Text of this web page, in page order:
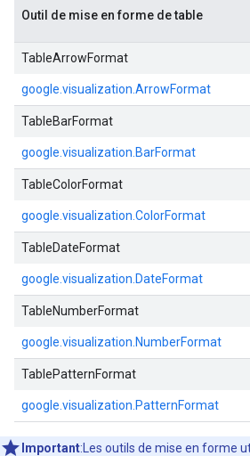
Outil de mise en forme de table
TableArrowFormat
google.visualization.ArrowFormat
TableBarFormat
google.visualization.BarFormat
TableColorFormat
google.visualization.ColorFormat
TableDateFormat
google.visualization.DateFormat
TableNumberFormat
google.visualization.NumberFormat
TablePatternFormat
google.visualization.PatternFormat
Important:Les outils de mise en forme